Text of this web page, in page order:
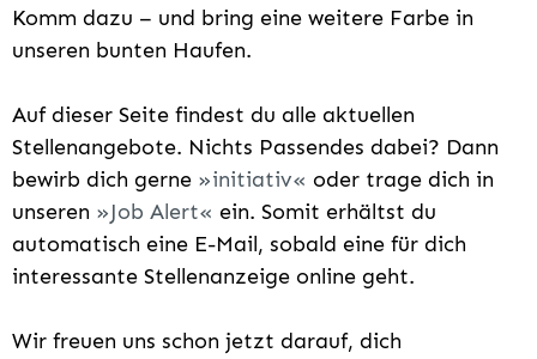
Komm dazu – und bring eine weitere Farbe in
unseren bunten Haufen.
Auf dieser Seite findest du alle aktuellen
Stellenangebote. Nichts Passendes dabei? Dann
bewirb dich gerne
initiativ
oder trage dich in
unseren
Job Alert
ein. Somit erhältst du
automatisch eine E-Mail, sobald eine für dich
interessante Stellenanzeige online geht.
Wir freuen uns schon jetzt darauf, dich